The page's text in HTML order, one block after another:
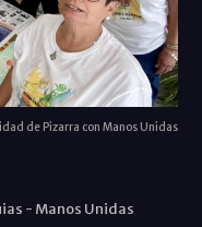
de Pizarra con Manos Unidas
- Manos Unidas